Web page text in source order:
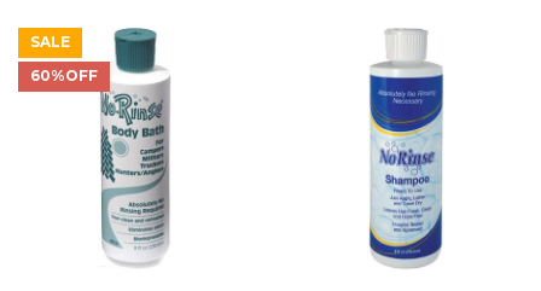
SALE
60%OFF